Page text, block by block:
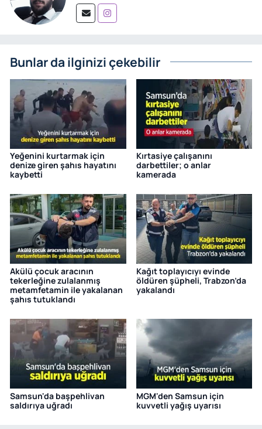
Bunlar da ilginizi çekebilir
Yeğenini kurtarmak için
denize giren şahıs hayatını
kaybetti
Kırtasiye çalışanını
darbettiler; o anlar
kamerada
Akülü çocuk aracının
tekerleğine zulalanmış
metamfetamin ile yakalanan
şahıs tutuklandı
Kağıt toplayıcıyı evinde
öldüren şüpheli, Trabzon’da
yakalandı
Samsun'da başpehlivan
saldırıya uğradı
MGM'den Samsun için
kuvvetli yağış uyarısı